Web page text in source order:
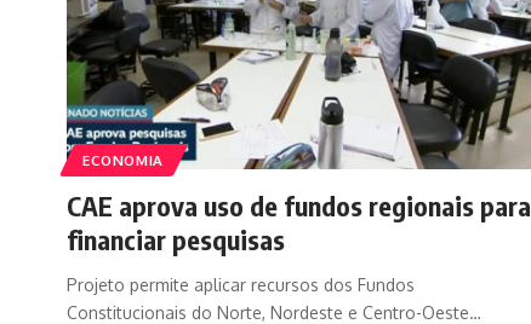
ECONOMIA
CAE aprova uso de fundos regionais para
financiar pesquisas
Projeto permite aplicar recursos dos Fundos
Constitucionais do Norte, Nordeste e Centro-Oeste…